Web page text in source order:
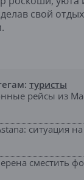
свой
туристы
рейсы из
ситуация
сместить